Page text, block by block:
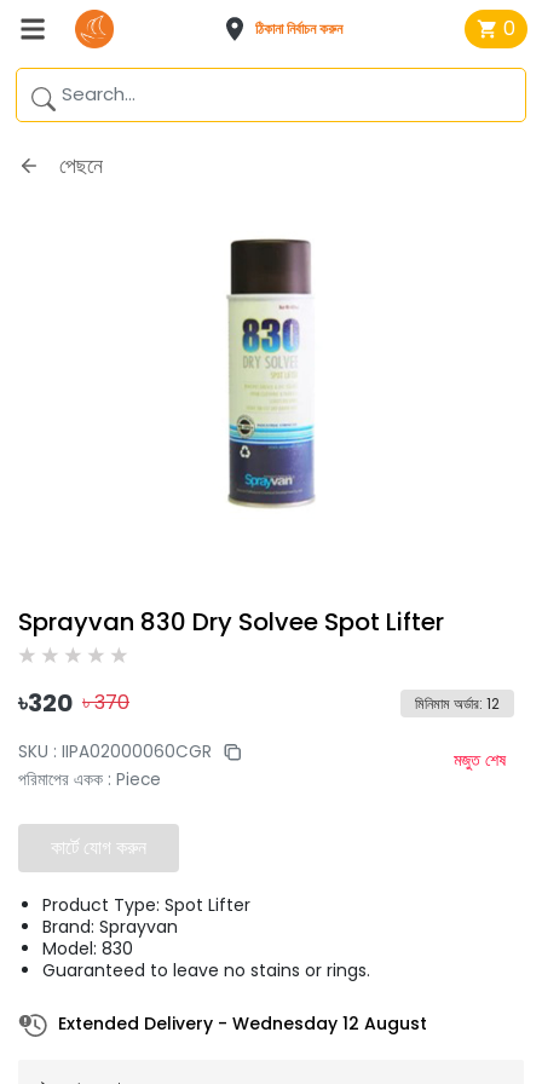
ঠিকানা নির্বাচন করুন 0
পেছনে
Sprayvan 830 Dry Solvee Spot Lifter
৳320 ৳370 মিনিমাম অর্ডার: 12
SKU : IIPA02000060CGR
পরিমাপের একক : Piece
মজুত শেষ
কার্টে যোগ করুন
Product Type: Spot Lifter
Brand: Sprayvan
Model: 830
Guaranteed to leave no stains or rings.
Extended Delivery - Wednesday 12 August